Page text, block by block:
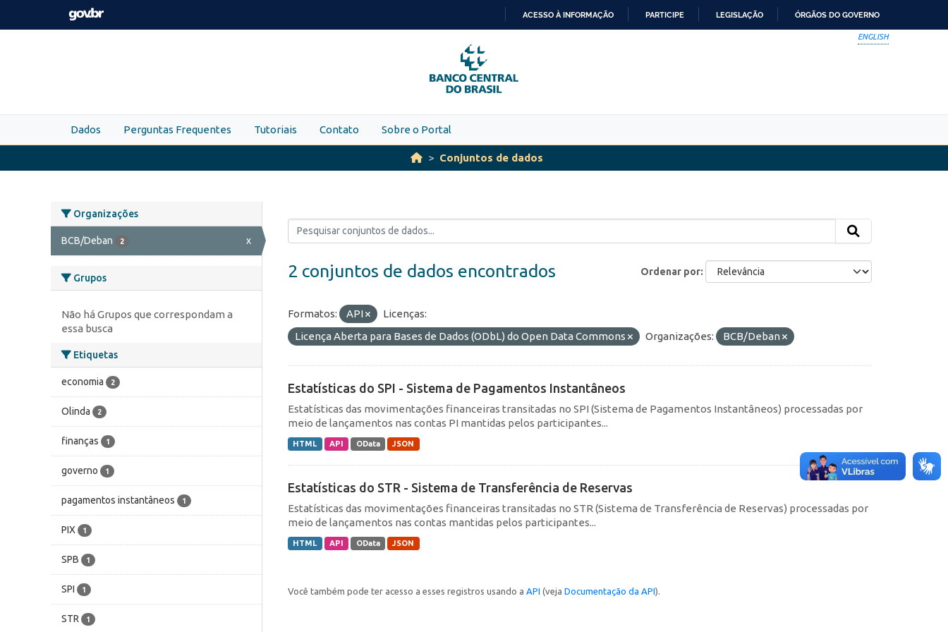
Skip to main content
PARA
O
CONTEÚDO
ACESSO À INFORMAÇÃO PARTICIPE LEGISLAÇÃO ÓRGÃOS DO GOVERNO
ENGLISH
Dados Perguntas Frequentes Tutoriais Contato Sobre o Portal
Conjuntos de dados
Organizações
BCB/Deban 2 x
Grupos
Não há Grupos que correspondam a
essa busca
Etiquetas
economia 2
Olinda 2
finanças 1
governo 1
pagamentos instantâneos 1
PIX 1
SPB 1
SPI 1
STR 1
Ordenar por
2 conjuntos de dados encontrados
Formatos: API
Licenças:
Licença Aberta para Bases de Dados (ODbL) do Open Data Commons
Organizações: BCB/Deban
Estatísticas do SPI - Sistema de Pagamentos Instantâneos
Estatísticas das movimentações financeiras transitadas no SPI (Sistema de Pagamentos Instantâneos) processadas por
meio de lançamentos nas contas PI mantidas pelos participantes...
HTML API OData JSON
Estatísticas do STR - Sistema de Transferência de Reservas
Estatísticas das movimentações financeiras transitadas no STR (Sistema de Transferência de Reservas) processadas por
meio de lançamentos nas contas mantidas pelos participantes...
HTML API OData JSON
Você também pode ter acesso a esses registros usando a API (veja Documentação da API).